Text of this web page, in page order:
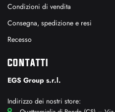
Condizioni di vendita
Consegna, spedizione e resi
Recesso
CONTATTI
EGS Group s.r.l.
Indirizzo dei nostri store: